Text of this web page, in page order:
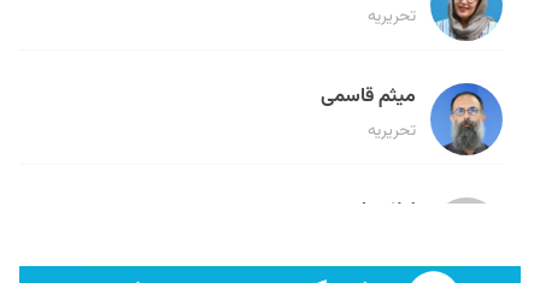
تحریریه
میثم قاسمی
تحریریه
لیلا حنارود